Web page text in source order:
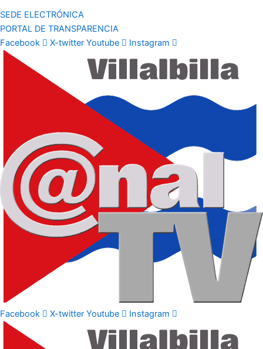
SEDE ELECTRÓNICA
PORTAL DE TRANSPARENCIA
Facebook
X-twitter Youtube Instagram
Facebook X-twitter Youtube Instagram